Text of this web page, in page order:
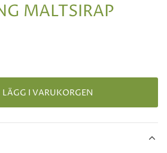
MALTSIRAP
LÄGG I VARUKORGEN